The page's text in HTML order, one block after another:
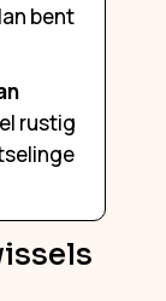
bent
rustig